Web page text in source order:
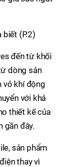
đến từ khối
dòng sản
vỏ khí động
với khả
thiết kế của
gần đây.
sản phẩm
thay vì